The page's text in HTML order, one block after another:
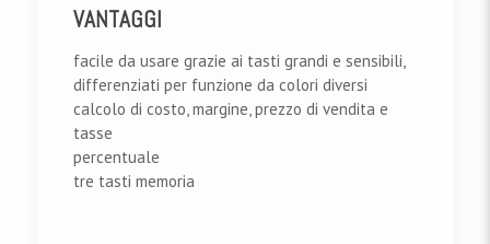
VANTAGGI
facile da usare grazie ai tasti grandi e sensibili,
differenziati per funzione da colori diversi
calcolo di costo, margine, prezzo di vendita e
tasse
percentuale
tre tasti memoria